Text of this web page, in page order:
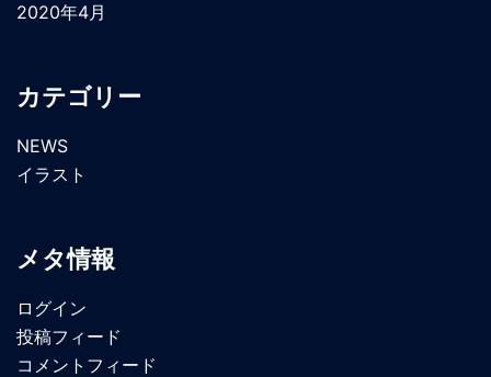
2020年4月
カテゴリー
NEWS
イラスト
メタ情報
ログイン
投稿フィード
コメントフィード